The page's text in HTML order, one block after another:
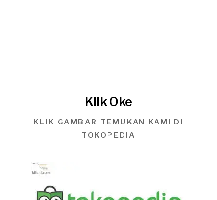
Klik Oke
KLIK GAMBAR TEMUKAN KAMI DI
TOKOPEDIA